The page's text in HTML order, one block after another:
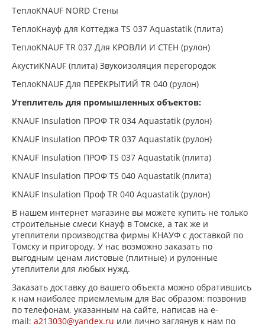
ТеплоKNAUF NORD Стены
ТеплоКнауф для Коттеджа TS 037 Aquastatik (плита)
ТеплоKNAUF TR 037 Для КРОВЛИ И СТЕН (рулон)
АкустиKNAUF (плита) Звукоизоляция перегородок
ТеплоKNAUF Для ПЕРЕКРЫТИЙ TR 040 (рулон)
Утеплитель для промышленных объектов:
KNAUF Insulation ПРОФ TR 034 Aquastatik (рулон)
KNAUF Insulation ПРОФ TR 037 Aquastatik (рулон)
KNAUF Insulation ПРОФ TS 037 Aquastatik (плита)
KNAUF Insulation ПРОФ TS 040 Aquastatik (плита)
KNAUF Insulation Проф TR 040 Aquastatik (рулон)
В нашем интернет магазине вы можете купить не только
строительные смеси Кнауф в Томске, а так же и
утеплители производства фирмы КНАУФ с доставкой по
Томску и пригороду. У нас возможно заказать по
выгодным ценам листовые (плитные) и рулонные
утеплители для любых нужд.
Заказать доставку до вашего объекта можно обратившись
к нам наиболее приемлемым для Вас образом: позвонив
по телефонам, указанным на сайте, написав на e-
mail: a213030@yandex.ru или лично заглянув к нам по